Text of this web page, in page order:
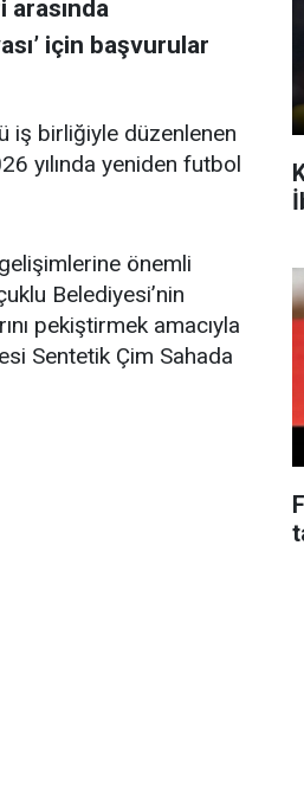
için başvurular
iş birliğiyle düzenlenen
yılında yeniden futbol
önemli
Belediyesi’nin
pekiştirmek amacıyla
Sentetik Çim Sahada